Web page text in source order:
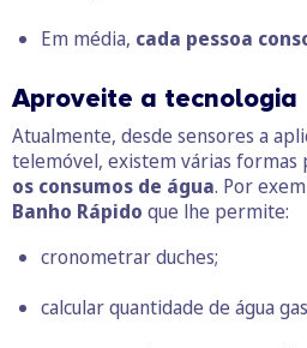
Em média, cada pessoa
Aproveite a tecnologia
Atualmente, desde sensores a
telemóvel, existem várias formas
os consumos de água. Por
Banho Rápido que lhe permite:
cronometrar duches;
calcular quantidade de água